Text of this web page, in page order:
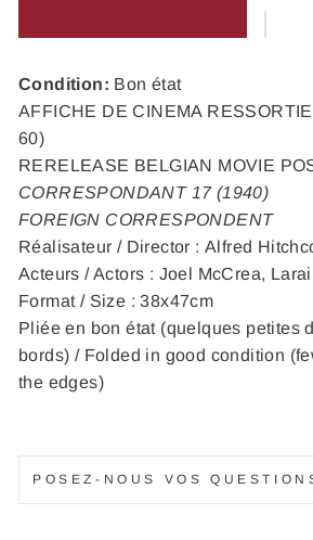
Condition: Bon état
AFFICHE DE CINEMA
60)
RERELEASE BELGIAN MOVIE
CORRESPONDANT 17 (1940)
FOREIGN CORRESPONDENT
Réalisateur / Director : Alfred
Acteurs / Actors : Joel McCrea,
Format / Size : 38x47cm
Pliée en bon état (quelques petites
bords) / Folded in good condition
the edges)
POSEZ-NOUS VOS